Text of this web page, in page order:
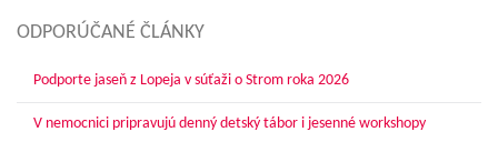
ODPORÚČANÉ ČLÁNKY
Podporte jaseň z Lopeja v súťaži o Strom roka 2026
V nemocnici pripravujú denný detský tábor i jesenné workshopy